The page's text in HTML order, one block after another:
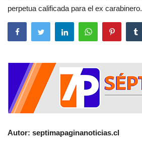
perpetua calificada para el ex carabinero.
Autor: septimapaginanoticias.cl